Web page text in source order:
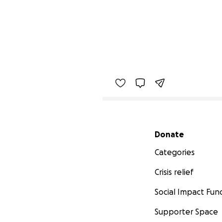
Secondary menu
Donate
Categories
Crisis relief
Social Impact
Supporter Space